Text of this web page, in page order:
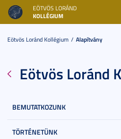
EÖTVÖS LORÁND
KOLLÉGIUM
Eötvös Loránd Kollégium Alapítvány
Eötvös Loránd
BEMUTATKOZUNK
TÖRTÉNETÜNK